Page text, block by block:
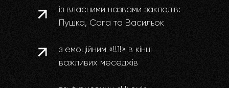
із власними назвами закладів:
Пушка, Сага та Васильок
з емоційним «!!1!‎» в кінці
важливих меседжів